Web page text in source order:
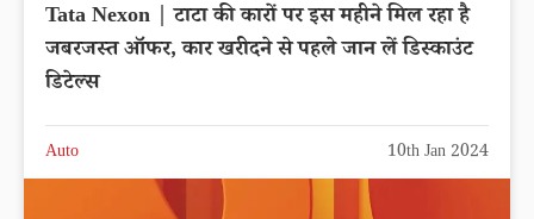
Tata Nexon | टाटा की कारों पर इस महीने मिल रहा है
जबरजस्त ऑफर, कार खरीदने से पहले जान लें डिस्काउंट
डिटेल्स
Auto 10th Jan 2024